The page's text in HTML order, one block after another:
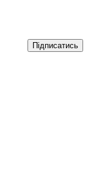
Підписатись